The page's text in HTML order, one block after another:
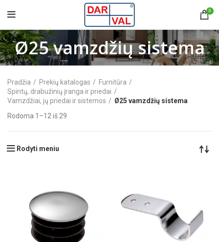
0
Ø25 vamzdžių sistema
Pradžia Prekių katalogas
Furnitūra
Spintų, drabužinių įranga ir priedai
Vamzdžiai, jų priedai ir sistemos
Ø25 vamzdžių sistema
Rodoma 1–12 iš 29
Rodyti meniu